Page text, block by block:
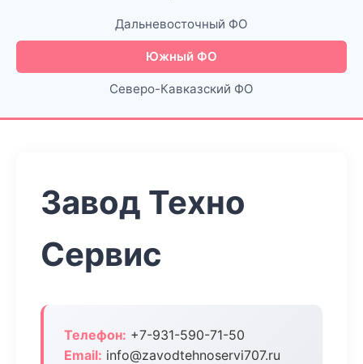
Дальневосточный ФО
Южный ФО
Северо-Кавказский ФО
Завод Техно
Сервис
Телефон: +7-931-590-71-50
Email: info@zavodtehnoservi707.ru